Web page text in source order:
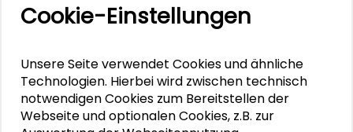
Zusammen mehr erreichen – Zukunftsbündnis im
Schader-Festival 2026
25. Runder Tisch Wissenschaftsstadt Darmstadt
Cookie-Einstellungen
Unsere Seite verwendet Cookies und ähnliche
Technologien. Hierbei wird zwischen technisch
notwendigen Cookies zum Bereitstellen der
Webseite und optionalen Cookies, z.B. zur